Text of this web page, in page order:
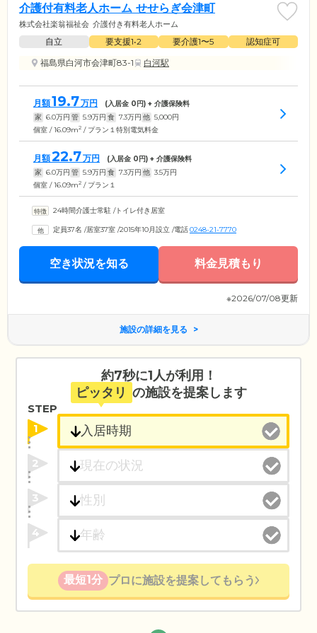
介護付有料老人ホーム せせらぎ会津町
株式会社楽翁福祉会 介護付き有料老人ホーム
自立 要支援1•2 要介護1〜5
認知症可
福島県白河市会津町83-1
白河駅
月額19.7万円 (入居金 0円) + 介護保険料
家 6.0万円 管 5.9万円 食 7.3万円 他 5,000円
個室 / 16.09m2 / プラン１特別電気料金
月額22.7万円 (入居金 0円) + 介護保険料
家 6.0万円 管 5.9万円 食 7.3万円 他 3.5万円
個室 / 16.09m2 / プラン１
24時間介護士常駐 /トイレ付き居室
定員37名 /居室37室 /2015年10月設立 /電話0248-21-7770
空き状況を知る 料金見積もり
※2026/07/08更新
施設の詳細を見る
約7秒に1人が利用！
ピッタリ の施設を提案します
STEP
1
2
3
4
最短1分 プロに施設を提案してもらう